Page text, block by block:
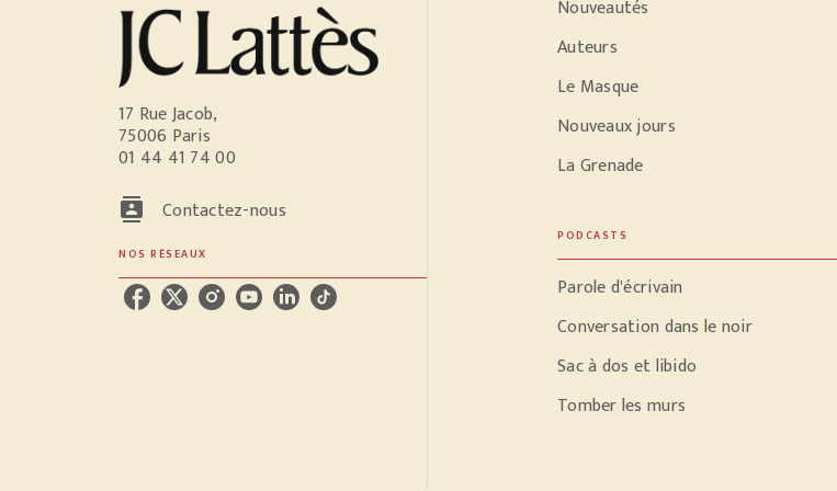
17 Rue Jacob,
75006 Paris
01 44 41 74 00
contacts Contactez-nous
NOS RÉSEAUX
Nouveautés
Auteurs
Le Masque
Nouveaux jours
La Grenade
PODCASTS
Parole d'écrivain
Conversation dans le noir
Sac à dos et libido
Tomber les murs